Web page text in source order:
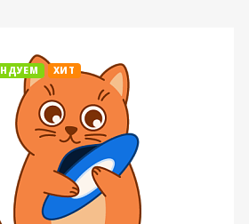
ХИТ